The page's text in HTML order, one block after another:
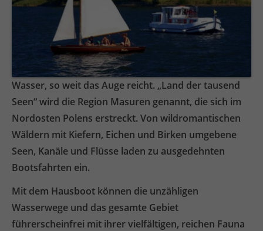
Wasser, so weit das Auge reicht. „Land der tausend
Seen“ wird die Region Masuren genannt, die sich im
Nordosten Polens erstreckt. Von wildromantischen
Wäldern mit Kiefern, Eichen und Birken umgebene
Seen, Kanäle und Flüsse laden zu ausgedehnten
Bootsfahrten ein.
Mit dem Hausboot können die unzähligen
Wasserwege und das gesamte Gebiet
führerscheinfrei mit ihrer vielfältigen, reichen Fauna